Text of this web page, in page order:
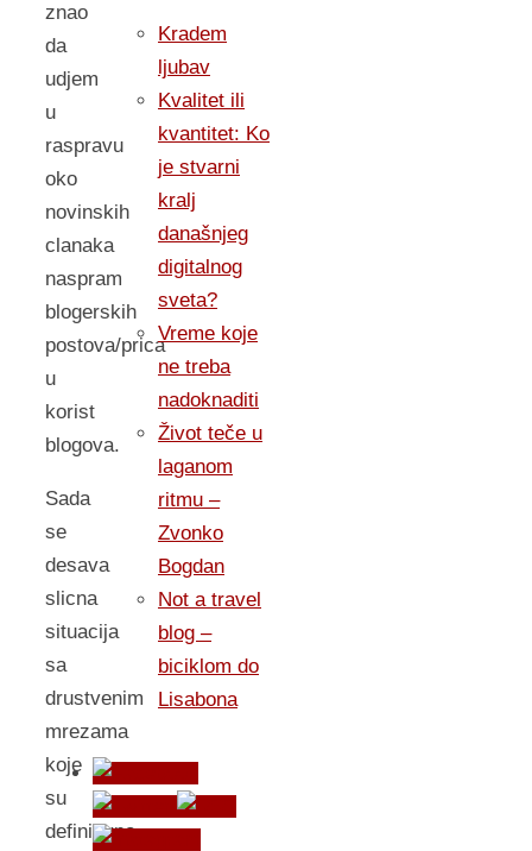
znao
da
udjem
u
raspravu
oko
novinskih
clanaka
naspram
blogerskih
postova/prica
u
korist
blogova.
Sada
se
desava
slicna
situacija
sa
drustvenim
mrezama
koje
su
definitivno
Kradem
ljubav
Kvalitet ili
kvantitet: Ko
je stvarni
kralj
današnjeg
digitalnog
sveta?
Vreme koje
ne treba
nadoknaditi
Život teče u
laganom
ritmu –
Zvonko
Bogdan
Not a travel
blog –
biciklom do
Lisabona